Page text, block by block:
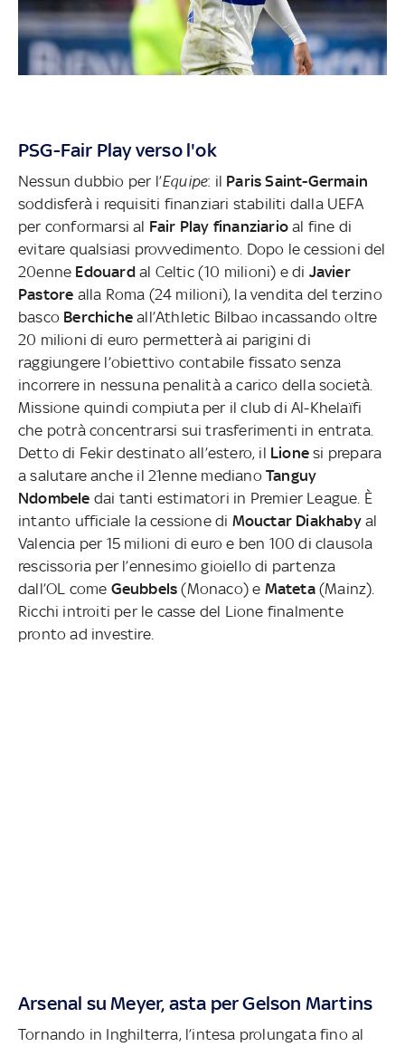
PSG-Fair Play verso l'ok
Nessun dubbio per l’Equipe: il Paris Saint-Germain
soddisferà i requisiti finanziari stabiliti dalla UEFA
per conformarsi al Fair Play finanziario al fine di
evitare qualsiasi provvedimento. Dopo le cessioni del
20enne Edouardal Celtic (10 milioni) e di Javier
Pastore alla Roma (24 milioni), la vendita del terzino
basco Berchiche all’Athletic Bilbao incassando oltre
20 milioni di euro permetterà ai parigini di
raggiungere l’obiettivo contabile fissato senza
incorrere in nessuna penalità a carico della società.
Missione quindi compiuta per il club di Al-Khelaïfi
che potrà concentrarsi sui trasferimenti in entrata.
Detto di Fekir destinato all’estero, il Lione si prepara
a salutare anche il 21enne mediano Tanguy
Ndombele dai tanti estimatori in Premier League. È
intanto ufficiale la cessione di Mouctar Diakhabyal
Valencia per 15 milioni di euro e ben 100 di clausola
rescissoria per l’ennesimo gioiello di partenza
dall’OL come Geubbels (Monaco) e Mateta(Mainz).
Ricchi introiti per le casse del Lione finalmente
pronto ad investire.
Arsenal su Meyer, asta per Gelson Martins
Tornando in Inghilterra, l’intesa prolungata fino al